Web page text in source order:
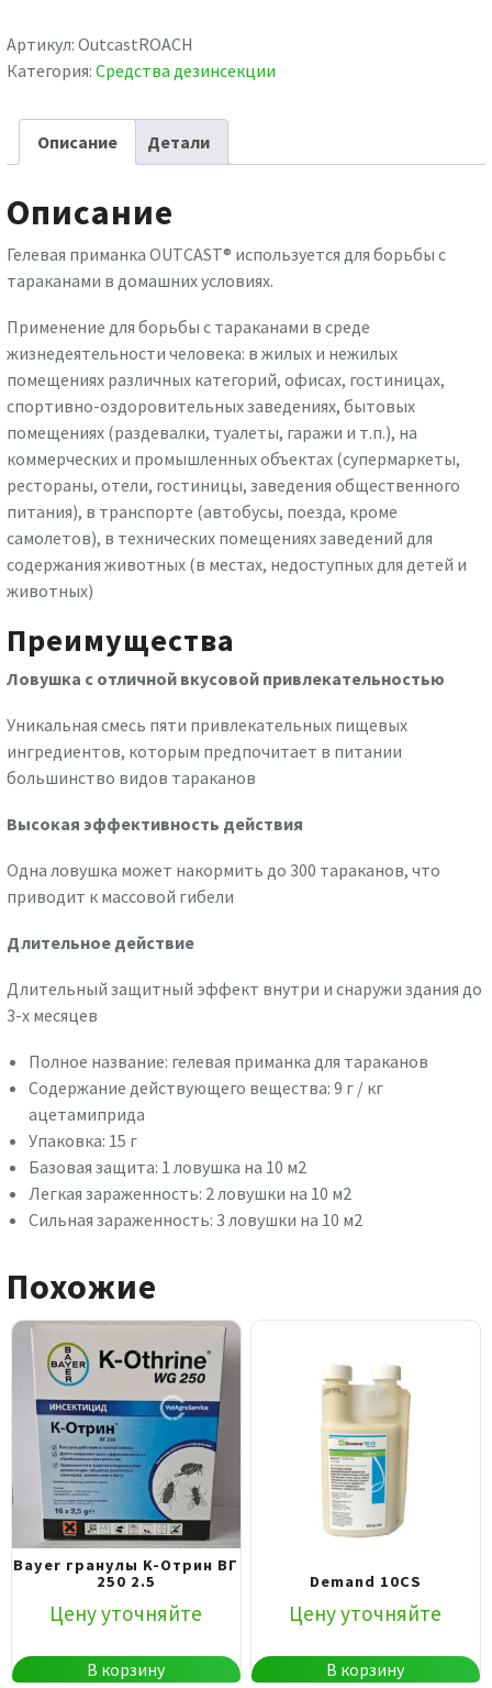
гелевая
приманка
тараканов
Syngenta
Артикул: OutcastROACH
Категория: Средства дезинсекции
Описание Детали
Описание
Гелевая приманка OUTCAST® используется для борьбы с
тараканами в домашних условиях.
Применение для борьбы с тараканами в среде
жизнедеятельности человека: в жилых и нежилых
помещениях различных категорий, офисах, гостиницах,
спортивно-оздоровительных заведениях, бытовых
помещениях (раздевалки, туалеты, гаражи и т.п.), на
коммерческих и промышленных объектах (супермаркеты,
рестораны, отели, гостиницы, заведения общественного
питания), в транспорте (автобусы, поезда, кроме
самолетов), в технических помещениях заведений для
содержания животных (в местах, недоступных для детей и
животных)
Преимущества
Ловушка с отличной вкусовой привлекательностью
Уникальная смесь пяти привлекательных пищевых
ингредиентов, которым предпочитает в питании
большинство видов тараканов
Высокая эффективность действия
Одна ловушка может накормить до 300 тараканов, что
приводит к массовой гибели
Длительное действие
Длительный защитный эффект внутри и снаружи здания до
3-х месяцев
Полное название: гелевая приманка для тараканов
Содержание действующего вещества: 9 г / кг
ацетамиприда
Упаковка: 15 г
Базовая защита: 1 ловушка на 10 м2
Легкая зараженность: 2 ловушки на 10 м2
Сильная зараженность: 3 ловушки на 10 м2
Похожие
Bayer гранулы K-Отрин ВГ
250 2.5
Цену уточняйте
В корзину
Demand 10CS
Цену уточняйте
В корзину